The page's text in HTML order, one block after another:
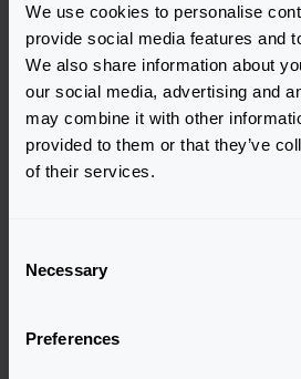
We use cookies to personalise
provide social media features and
We also share information about
our social media, advertising and
may combine it with other
provided to them or that they’ve
of their services.
Necessary
Preferences
Voeg eenvoudig de producten
door op een van de
producten te drukken. Eenmaal
je winkelwagen onderin het
Toon